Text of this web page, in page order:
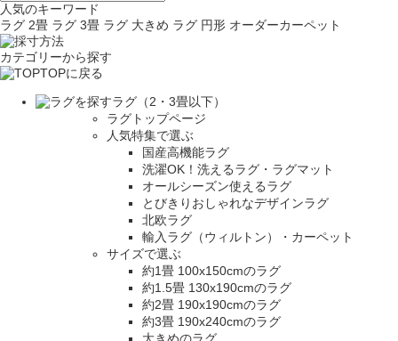
人気のキーワード
ラグ 2畳 ラグ 3畳 ラグ 大きめ ラグ 円形 オーダーカーペット
カテゴリーから探す
TOPに戻る
ラグ（2・3畳以下）
ラグトップページ
人気特集で選ぶ
国産高機能ラグ
洗濯OK！洗えるラグ・ラグマット
オールシーズン使えるラグ
とびきりおしゃれなデザインラグ
北欧ラグ
輸入ラグ（ウィルトン）・カーペット
サイズで選ぶ
約1畳 100x150cmのラグ
約1.5畳 130x190cmのラグ
約2畳 190x190cmのラグ
約3畳 190x240cmのラグ
大きめのラグ